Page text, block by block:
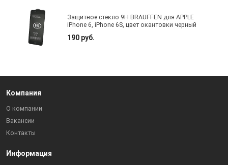
Защитное стекло 9H BRAUFFEN для APPLE
iPhone 6, iPhone 6S, цвет окантовки черный
190 руб.
Компания
О компании
Вакансии
Контакты
Информация